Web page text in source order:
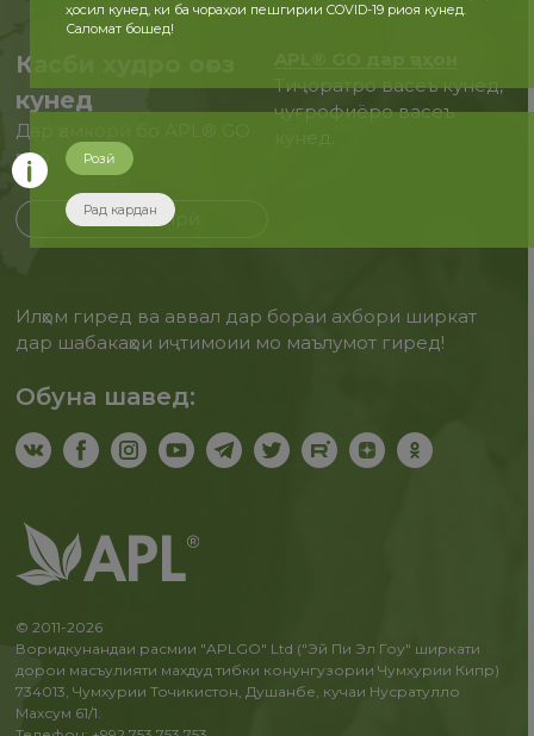
Касби худро оғоз
кунед
Дар ҳамкорӣ бо APL® GO
ҳоло
Бақайдгирӣ
Тиҷоратро васеъ кунед,
ҷуғрофиёро васеъ
Илҳом гиред ва аввал дар бораи ахбори ширкат
дар шабакаҳои иҷтимоии мо маълумот гиред!
Обуна шавед:
© 2011-2026
Воридкунандаи расмии "APLGO" Ltd ("Эй Пи Эл Гоу" ширкати
дорои масъулияти махдуд тибки конунгузории Чумхурии Кипр)
734013, Чумхурии Точикистон, Душанбе, кучаи Нусратулло
Махсум 61/1.
ҳосил кунед, ки ба чораҳои пешгирии COVID-19 риоя кунед.
Саломат бошед!
Розӣ
Рад кардан